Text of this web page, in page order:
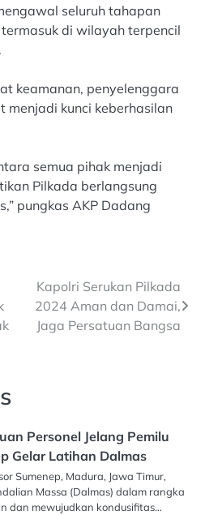
seluruh tahapan
di wilayah terpencil
keamanan, penyelenggara
menjadi kunci keberhasilan
semua pihak menjadi
Pilkada berlangsung
pungkas AKP Dadang
Kapolri Serukan Pilkada
2024 Aman dan Damai,
Jaga Persatuan Bangsa
Personel Jelang Pemilu
Gelar Latihan Dalmas
Sumenep, Madura, Jawa Timur,
Massa (Dalmas) dalam rangka
dan mewujudkan kondusifitas…